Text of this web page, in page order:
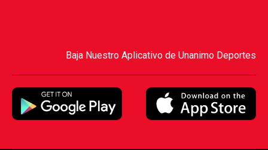
Baja Nuestro Aplicativo de Unanimo Deportes